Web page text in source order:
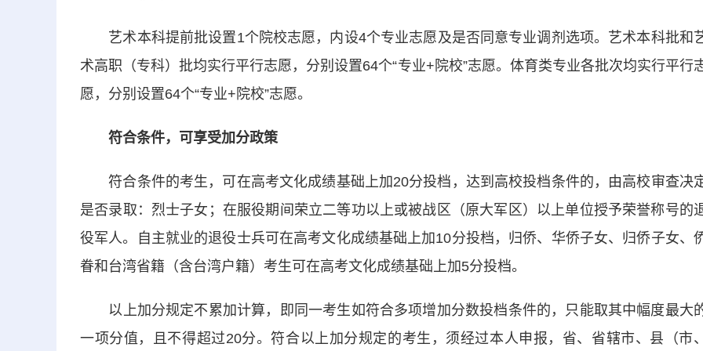
艺术本科提前批设置1个院校志愿，内设4个专业志愿及是否同意专业调剂选项。艺术本科批和
术高职（专科）批均实行平行志愿，分别设置64个“专业+院校”志愿。体育类专业各批次均实行平行
愿，分别设置64个“专业+院校”志愿。
符合条件，可享受加分政策
符合条件的考生，可在高考文化成绩基础上加20分投档，达到高校投档条件的，由高校审查决
是否录取：烈士子女；在服役期间荣立二等功以上或被战区（原大军区）以上单位授予荣誉称号的
役军人。自主就业的退役士兵可在高考文化成绩基础上加10分投档，归侨、华侨子女、归侨子女、
眷和台湾省籍（含台湾户籍）考生可在高考文化成绩基础上加5分投档。
以上加分规定不累加计算，即同一考生如符合多项增加分数投档条件的，只能取其中幅度最大
一项分值，且不得超过20分。符合以上加分规定的考生，须经过本人申报，省、省辖市、县（市、